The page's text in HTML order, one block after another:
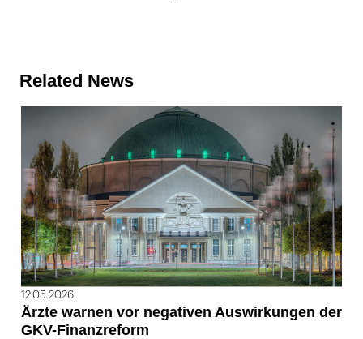
Related News
12.05.2026
Ärzte warnen vor negativen Auswirkungen der
GKV-Finanzreform